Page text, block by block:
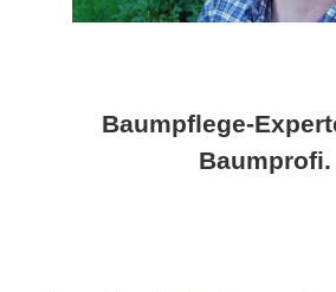
Baumpflege-
Baumprofi.